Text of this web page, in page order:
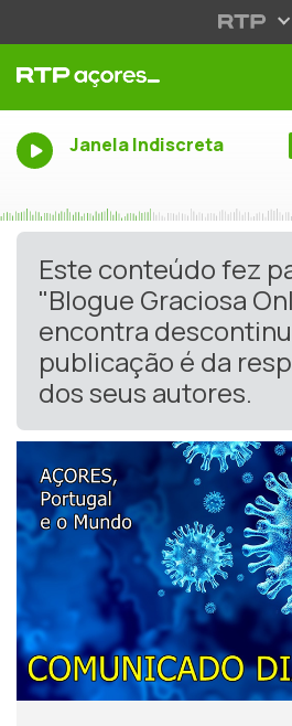
Janela Indiscreta
Este conteúdo fez
"Blogue Graciosa
encontra
publicação é da
dos seus autores.